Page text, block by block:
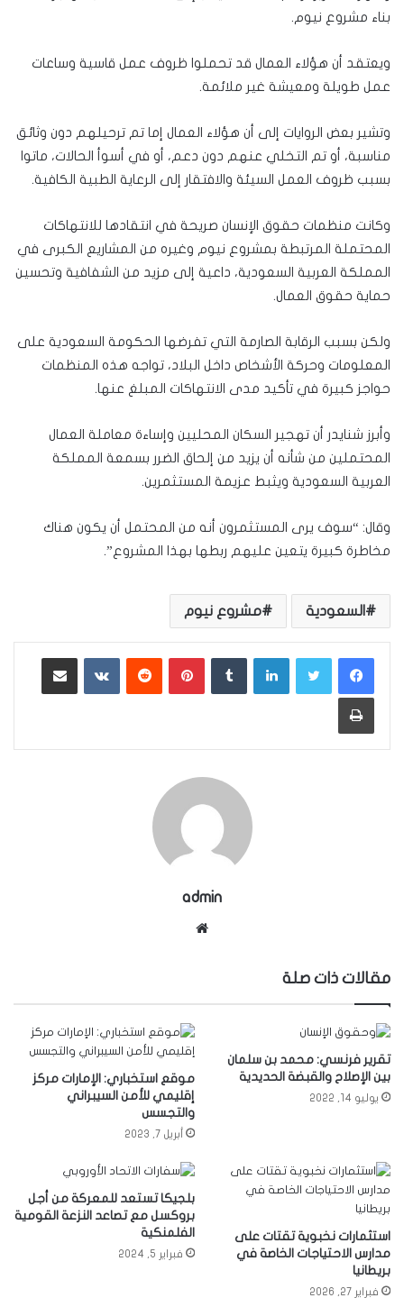
بناء مشروع نيوم.
ويعتقد أن هؤلاء العمال قد تحملوا ظروف عمل قاسية وساعات
عمل طويلة ومعيشة غير ملائمة.
وتشير بعض الروايات إلى أن هؤلاء العمال إما تم ترحيلهم دون وثائق
مناسبة، أو تم التخلي عنهم دون دعم، أو في أسوأ الحالات، ماتوا
بسبب ظروف العمل السيئة والافتقار إلى الرعاية الطبية الكافية.
وكانت منظمات حقوق الإنسان صريحة في انتقادها للانتهاكات
المحتملة المرتبطة بمشروع نيوم وغيره من المشاريع الكبرى في
المملكة العربية السعودية، داعية إلى مزيد من الشفافية وتحسين
حماية حقوق العمال.
ولكن بسبب الرقابة الصارمة التي تفرضها الحكومة السعودية على
المعلومات وحركة الأشخاص داخل البلاد، تواجه هذه المنظمات
حواجز كبيرة في تأكيد مدى الانتهاكات المبلغ عنها.
وأبرز شنايدر أن تهجير السكان المحليين وإساءة معاملة العمال
المحتملين من شأنه أن يزيد من إلحاق الضرر بسمعة المملكة
العربية السعودية ويثبط عزيمة المستثمرين.
وقال: “سوف يرى المستثمرون أنه من المحتمل أن يكون هناك
مخاطرة كبيرة يتعين عليهم ربطها بهذا المشروع”.
السعودية مشروع نيوم
لينكدإن بينتيريست مشاركة عبر البريد
طباعة
admin
مقالات ذات صلة
تقرير فرنسي: محمد بن سلمان
بين الإصلاح والقبضة الحديدية
يوليو 14, 2022
موقع استخباري: الإمارات مركز
إقليمي للأمن السيبراني
والتجسس
أبريل 7, 2023
استثمارات نخبوية تقتات على
مدارس الاحتياجات الخاصة في
بريطانيا
فبراير 27, 2026
بلجيكا تستعد للمعركة من أجل
بروكسل مع تصاعد النزعة القومية
الفلمنكية
فبراير 5, 2024